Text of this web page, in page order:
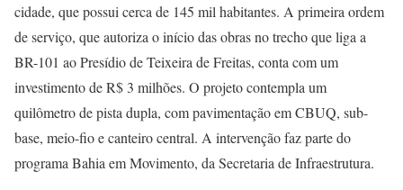
cidade, que possui cerca de 145 mil habitantes. A primeira ordem
de serviço, que autoriza o início das obras no trecho que liga a
BR-101 ao Presídio de Teixeira de Freitas, conta com um
investimento de R$ 3 milhões. O projeto contempla um
quilômetro de pista dupla, com pavimentação em CBUQ, sub-
base, meio-fio e canteiro central. A intervenção faz parte do
programa Bahia em Movimento, da Secretaria de Infraestrutura.